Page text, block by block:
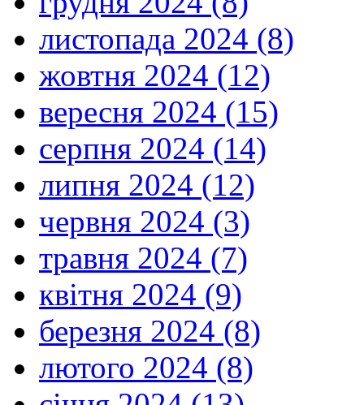
листопада 2024 (8)
жовтня 2024 (12)
вересня 2024 (15)
серпня 2024 (14)
липня 2024 (12)
червня 2024 (3)
травня 2024 (7)
квітня 2024 (9)
березня 2024 (8)
лютого 2024 (8)